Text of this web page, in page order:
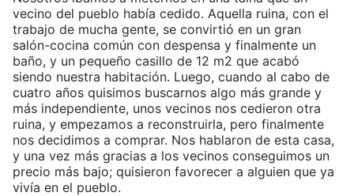
vecino del pueblo había cedido. Aquella ruina, con el
trabajo de mucha gente, se convirtió en un gran
salón-cocina común con despensa y finalmente un
baño, y un pequeño casillo de 12 m2 que acabó
siendo nuestra habitación. Luego, cuando al cabo de
cuatro años quisimos buscarnos algo más grande y
más independiente, unos vecinos nos cedieron otra
ruina, y empezamos a reconstruirla, pero finalmente
nos decidimos a comprar. Nos hablaron de esta casa,
y una vez más gracias a los vecinos conseguimos un
precio más bajo; quisieron favorecer a alguien que ya
vivía en el pueblo.